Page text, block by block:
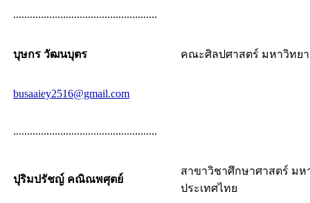
....................................................
บุษกร วัฒนบุตร คณะศิลปศาสตร์ มหาวิทยา
busaaiey2516@gmail.com
....................................................
ปุริมปรัชญ์ คณิณพศุตย์
สาขาวิชาศึกษาศาสตร์ ม
ประเทศไทย